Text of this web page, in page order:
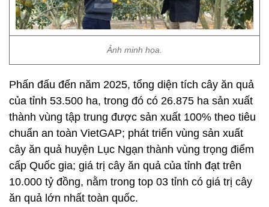
Ảnh minh họa.
Phấn đấu đến năm 2025, tổng diện tích cây ăn quả
của tỉnh 53.500 ha, trong đó có 26.875 ha sản xuất
thành vùng tập trung được sản xuất 100% theo tiêu
chuẩn an toàn VietGAP; phát triển vùng sản xuất
cây ăn quả huyện Lục Ngạn thành vùng trọng điểm
cấp Quốc gia; giá trị cây ăn quả của tỉnh đạt trên
10.000 tỷ đồng, nằm trong top 03 tỉnh có giá trị cây
ăn quả lớn nhất toàn quốc.